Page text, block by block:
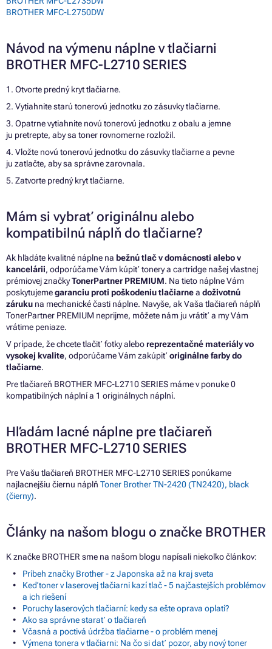
BROTHER MFC-L2750DW
Návod na výmenu náplne v tlačiarni
BROTHER MFC-L2710 SERIES
1. Otvorte predný kryt tlačiarne.
2. Vytiahnite starú tonerovú jednotku zo zásuvky tlačiarne.
3. Opatrne vytiahnite novú tonerovú jednotku z obalu a jemne
ju pretrepte, aby sa toner rovnomerne rozložil.
4. Vložte novú tonerovú jednotku do zásuvky tlačiarne a pevne
ju zatlačte, aby sa správne zarovnala.
5. Zatvorte predný kryt tlačiarne.
Mám si vybrať originálnu alebo
kompatibilnú náplň do tlačiarne?
Ak hľadáte kvalitné náplne na bežnú tlač v domácnosti alebo v
kancelárii, odporúčame Vám kúpiť tonery a cartridge našej vlastnej
prémiovej značkyTonerPartner PREMIUM. Na tieto náplne Vám
poskytujemegaranciu proti poškodeniu tlačiarnea doživotnú
záruku na mechanické časti náplne. Navyše, ak Vaša tlačiareň náplň
TonerPartner PREMIUM neprijme, môžete nám ju vrátiť a my Vám
vrátime peniaze.
V prípade, že chcete tlačiť fotky aleboreprezentačné materiály vo
vysokej kvalite, odporúčame Vám zakúpiť originálne farby do
tlačiarne.
Pre tlačiareň BROTHER MFC-L2710 SERIES máme v ponuke 0
kompatibilných náplní a 1 originálnych náplní.
Hľadám lacné náplne pre tlačiareň
BROTHER MFC-L2710 SERIES
Pre Vašu tlačiareň BROTHER MFC-L2710 SERIES ponúkame
najlacnejšiu čiernu náplň Toner Brother TN-2420 (TN2420), black
(čierny).
Články na našom blogu o značke BROTHER
K značke BROTHER sme na našom blogu napísali niekoľko článkov:
Príbeh značky Brother - z Japonska až na kraj sveta
Keď toner v laserovej tlačiarni kazí tlač - 5 najčastejších problémov
a ich riešení
Poruchy laserových tlačiarní: kedy sa ešte oprava oplatí?
Ako sa správne starať o tlačiareň
Včasná a poctivá údržba tlačiarne - o problém menej
Výmena tonera v tlačiarni: Na čo si dať pozor, aby nový toner